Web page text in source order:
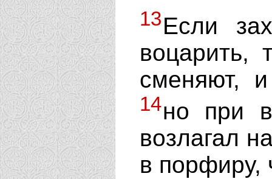
13Если
воцарить,
сменяют,
14но при
возлагал
в порфиру,